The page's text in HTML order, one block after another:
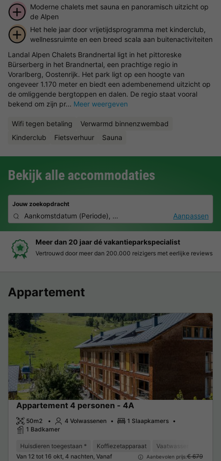
Moderne chalets met sauna en panoramisch uitzicht op
de Alpen
Het hele jaar door vrijetijdsprogramma met kinderclub,
wellnessruimte en een breed scala aan buitenactiviteiten
Landal Alpen Chalets Brandnertal ligt in het pittoreske
Bürserberg in het Brandnertal, een prachtige regio in
Vorarlberg, Oostenrijk. Het park ligt op een hoogte van
ongeveer 1.170 meter en biedt een adembenemend uitzicht op
de omliggende bergtoppen en dalen. De regio staat vooral
bekend om zijn pr... Meer weergeven
Wifi tegen betaling
Verwarmd binnenzwembad
Kinderclub
Fietsverhuur Sauna
Bekijk alle accommodaties
Jouw zoekopdracht
Aankomstdatum (Periode), 2 deelnemers, 0 huisdierAanpassen
Boek eenvoudig en zonder stress
Duidelijke prijzen, moeiteloos boeken en veilige betaalomgeving
Appartement
Appartement 4 personen - 4A
50m2 4 Volwassenen
1 Slaapkamers
1 Badkamer
Huisdieren toegestaan * Koffiezetapparaat Vaatwasser
Van 12 tot 16 okt, 4 nachten, Vanaf
Aanbevolen prijs:€ 679